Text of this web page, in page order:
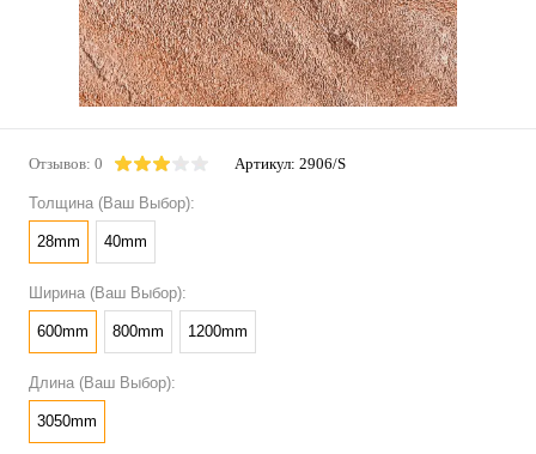
Отзывов: 0 Артикул: 2906/S
Толщина (Ваш Выбор):
28mm 40mm
Ширина (Ваш Выбор):
600mm 800mm 1200mm
Длина (Ваш Выбор):
3050mm